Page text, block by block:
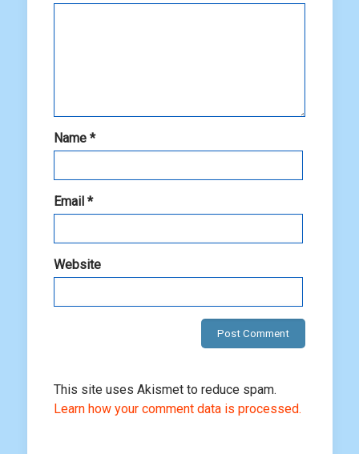
Name *
Email *
Website
This site uses Akismet to reduce spam.
Learn how your comment data is processed.